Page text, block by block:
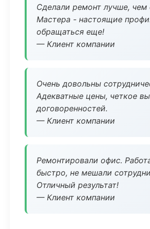
Сделали ремонт лучше,
Мастера - настоящие
обращаться еще!
— Клиент компании
Очень довольны
Адекватные цены, четкое
договоренностей.
— Клиент компании
Ремонтировали офис.
быстро, не мешали
Отличный результат!
— Клиент компании